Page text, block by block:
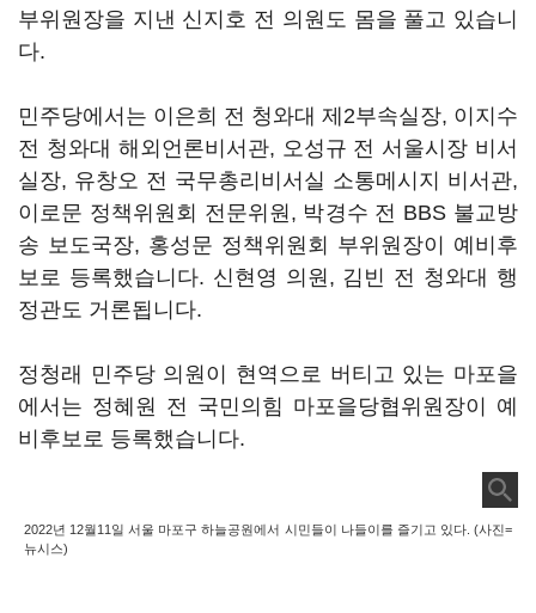
부위원장을 지낸 신지호 전 의원도 몸을 풀고 있습니
다.
민주당에서는 이은희 전 청와대 제2부속실장, 이지수
전 청와대 해외언론비서관, 오성규 전 서울시장 비서
실장, 유창오 전 국무총리비서실 소통메시지 비서관,
이로문 정책위원회 전문위원, 박경수 전 BBS 불교방
송 보도국장, 홍성문 정책위원회 부위원장이 예비후
보로 등록했습니다. 신현영 의원, 김빈 전 청와대 행
정관도 거론됩니다.
정청래 민주당 의원이 현역으로 버티고 있는 마포을
에서는 정혜원 전 국민의힘 마포을당협위원장이 예
비후보로 등록했습니다.
2022년 12월11일 서울 마포구 하늘공원에서 시민들이 나들이를 즐기고 있다. (사진=
뉴시스)